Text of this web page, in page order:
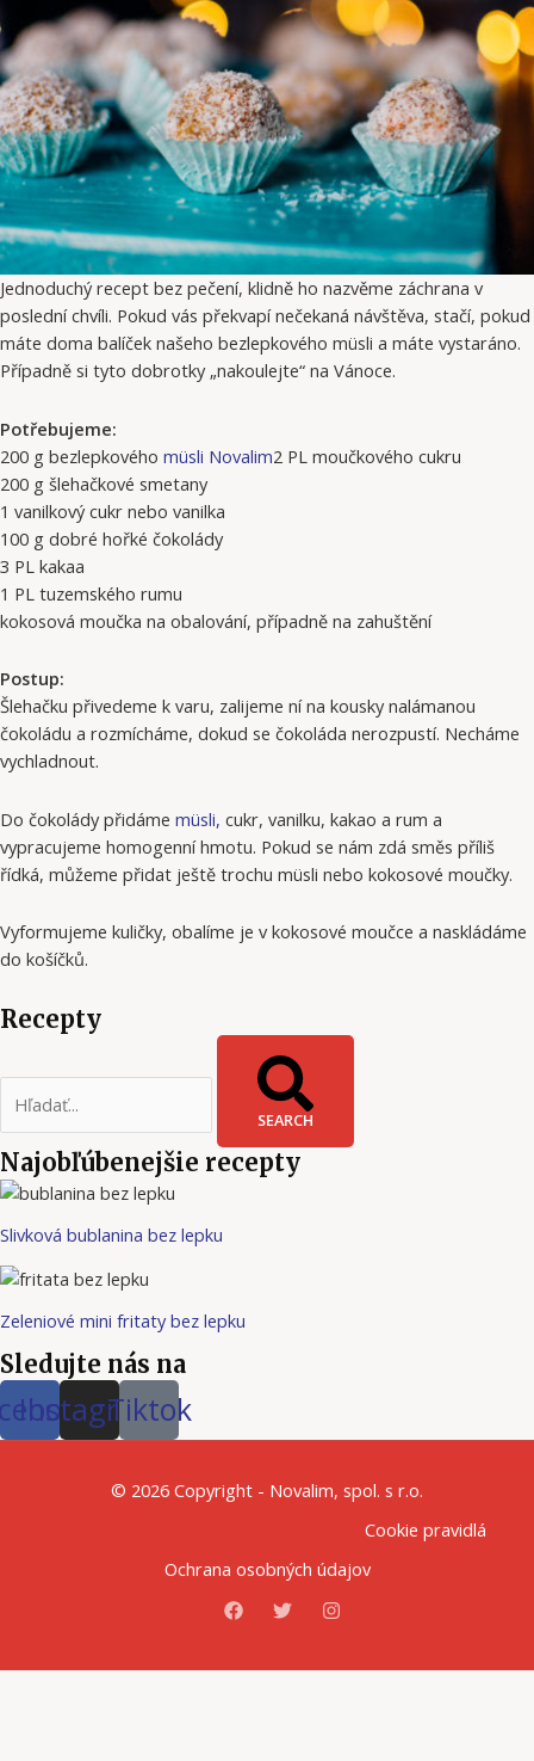
Jednoduchý recept bez pečení, klidně ho nazvěme záchrana v
poslední chvíli. Pokud vás překvapí nečekaná návštěva, stačí, pokud
máte doma balíček našeho bezlepkového müsli a máte vystaráno.
Případně si tyto dobrotky „nakoulejte“ na Vánoce.
Potřebujeme:
200 g bezlepkového müsli Novalim2 PL moučkového cukru
200 g šlehačkové smetany
1 vanilkový cukr nebo vanilka
100 g dobré hořké čokolády
3 PL kakaa
1 PL tuzemského rumu
kokosová moučka na obalování, případně na zahuštění
Postup:
Šlehačku přivedeme k varu, zalijeme ní na kousky nalámanou
čokoládu a rozmícháme, dokud se čokoláda nerozpustí. Necháme
vychladnout.
Do čokolády přidáme müsli, cukr, vanilku, kakao a rum a
vypracujeme homogenní hmotu. Pokud se nám zdá směs příliš
řídká, můžeme přidat ještě trochu müsli nebo kokosové moučky.
Vyformujeme kuličky, obalíme je v kokosové moučce a naskládáme
do košíčků.
Recepty
SEARCH
Najobľúbenejšie recepty
Slivková bublanina bez lepku
Zeleniové mini fritaty bez lepku
Sledujte nás na
Instagram
Tiktok
© 2026 Copyright - Novalim, spol. s r.o.
Cookie pravidlá
Ochrana osobných údajov